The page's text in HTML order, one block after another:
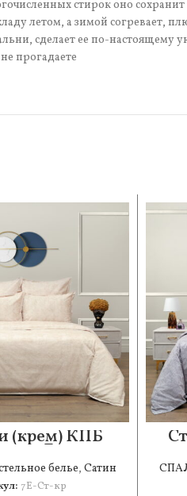
стирок оно
летом, а зимой
сделает ее по-
прогадаете
(крем) КПБ
7Е
белье, Сатин
7Е-Ст-кр